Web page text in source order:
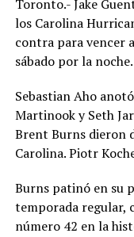
Toronto.- Jake
los Carolina
contra para vencer
sábado por la noche.
Sebastian Aho
Martinook y Seth
Brent Burns dieron
Carolina. Piotr
Burns patinó en su
temporada regular,
número 42 en la